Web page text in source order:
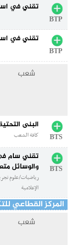
BTP
تقني في
BTP
تقني في
شعب
BTS
البنى
كافة الشعب
BTS
تقني سام
والوسائل
رياضيات/علوم
الإعلامية
المركز القطاعي
شعب